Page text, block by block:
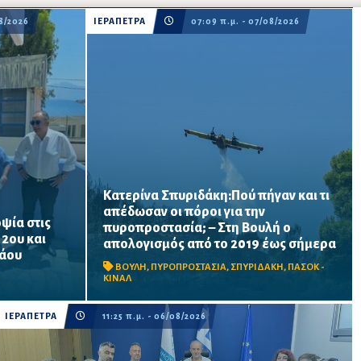
2026
στις
και
να
σχολική
ΙΕΡΑΠΕΤΡΑ 07:09 π.μ. - 07/08/2026
Κατερίνα Σπυριδάκη:Πού πήγαν και τι
απέδωσαν οι πόροι για την
πυροπροστασία; – Στη Βουλή ο
απολογισμός από το 2019 έως σήμερα
ΒΟΥΛΗ, ΠΥΡΟΠΡΟΣΤΑΣΙΑ, ΣΠΥΡΙΔΑΚΗ, ΠΑΣΟΚ -
ΚΙΝΑΛ
Το ΠΑΣΟΚ ζητά πλήρη απολογισμό των
χρηματοδοτήσεων από το 2019, στοιχεία
για τα προγράμματα «ΑΙΓΙΣ» και AntiNero,
καθώς και απαντήσεις για προσωπικό,
ΙΕΡΑΠΕΤΡΑ 11:25 π.μ. - 06/08/2026